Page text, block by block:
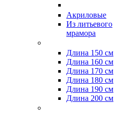
Акриловые
Из литьевого
мрамора
Длина 150 см
Длина 160 см
Длина 170 см
Длина 180 см
Длина 190 см
Длина 200 см